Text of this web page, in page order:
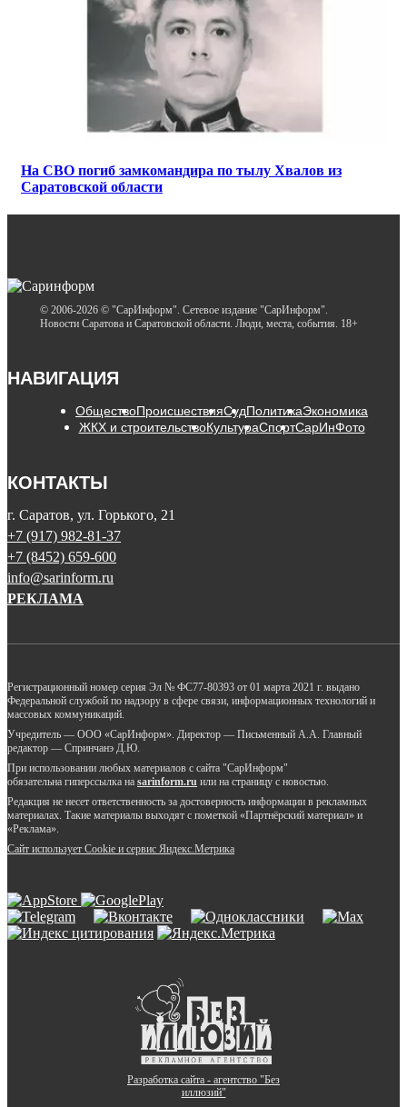
На СВО погиб замкомандира по тылу Хвалов из
Саратовской области
© 2006-2026 © "СарИнформ". Сетевое издание "СарИнформ".
Новости Саратова и Саратовской области. Люди, места, события. 18+
НАВИГАЦИЯ
ОбществоПроисшествияСудПолитикаЭкономика
ЖКХ и строительствоКультураСпортСарИнФото
КОНТАКТЫ
г. Саратов, ул. Горького, 21
+7 (917) 982-81-37
+7 (8452) 659-600
info@sarinform.ru
РЕКЛАМА
Регистрационный номер серия Эл № ФС77-80393 от 01 марта 2021 г. выдано
Федеральной службой по надзору в сфере связи, информационных технологий и
массовых коммуникаций.
Учредитель — ООО «СарИнформ». Директор — Письменный А.А. Главный
редактор — Спринчанэ Д.Ю.
При использовании любых материалов с сайта "СарИнформ"
обязательна гиперссылка на sarinform.ru или на страницу с новостью.
Редакция не несет ответственность за достоверность информации в рекламных
материалах. Такие материалы выходят с пометкой «Партнёрский материал» и
«Реклама».
Сайт использует Cookie и сервиc Яндекс.Метрика
Разработка сайта - агентство "Без
иллюзий"